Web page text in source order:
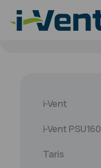
i-Vent
i-Vent PSU160
Taris